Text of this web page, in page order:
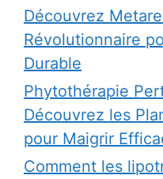
Découvrez
Révolutionnaire
Durable
Phytothérapie
Découvrez les
pour Maigrir
Comment les